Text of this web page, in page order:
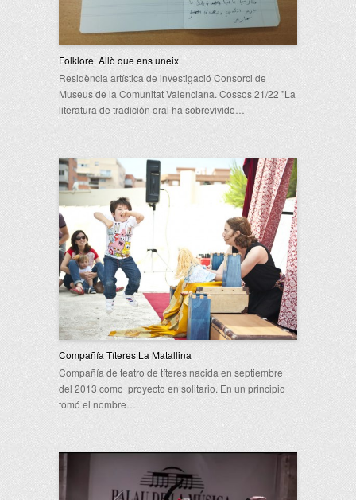
Folklore. Allò que ens uneix
Residència artística de investigació Consorci de
Museus de la Comunitat Valenciana. Cossos 21/22 "La
literatura de tradición oral ha sobrevivido…
Compañía Títeres La Matallina
Compañía de teatro de títeres nacida en septiembre
del 2013 como proyecto en solitario. En un principio
tomó el nombre…